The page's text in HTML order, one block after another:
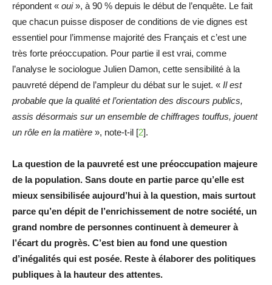
répondent « oui», à 90 % depuis le début de l’enquête. Le fait
que chacun puisse disposer de conditions de vie dignes est
essentiel pour l’immense majorité des Français et c’est une
très forte préoccupation. Pour partie il est vrai, comme
l’analyse le sociologue Julien Damon, cette sensibilité à la
pauvreté dépend de l’ampleur du débat sur le sujet. « Il est
probable que la qualité et l’orientation des discours publics,
assis désormais sur un ensemble de chiffrages touffus, jouent
un rôle en la matière », note-t-il [2].
La question de la pauvreté est une préoccupation majeure
de la population. Sans doute en partie parce qu’elle est
mieux sensibilisée aujourd’hui à la question, mais surtout
parce qu’en dépit de l’enrichissement de notre société, un
grand nombre de personnes continuent à demeurer à
l’écart du progrès. C’est bien au fond une question
d’inégalités qui est posée. Reste à élaborer des politiques
publiques à la hauteur des attentes.